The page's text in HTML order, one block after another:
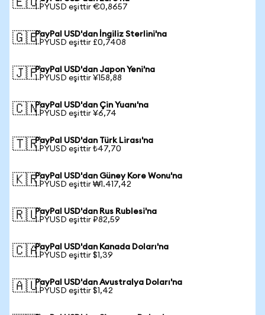
🇪🇺1 PYUSD eşittir €0,8657
🇬🇧PayPal USD'dan İngiliz Sterlini'na
1 PYUSD eşittir £0,7408
🇯🇵PayPal USD'dan Japon Yeni'na
1 PYUSD eşittir ¥158,88
🇨🇳PayPal USD'dan Çin Yuanı'na
1 PYUSD eşittir ¥6,74
🇹🇷PayPal USD'dan Türk Lirası'na
1 PYUSD eşittir ₺47,70
🇰🇷PayPal USD'dan Güney Kore Wonu'na
1 PYUSD eşittir ₩1.417,42
🇷🇺PayPal USD'dan Rus Rublesi'na
1 PYUSD eşittir ₽82,59
🇨🇦PayPal USD'dan Kanada Doları'na
1 PYUSD eşittir $1,39
🇦🇺PayPal USD'dan Avustralya Doları'na
1 PYUSD eşittir $1,42